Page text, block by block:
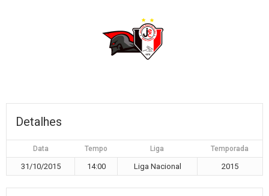
Detalhes
Data Tempo Liga Temporada
31/10/2015 14:00 Liga Nacional 2015